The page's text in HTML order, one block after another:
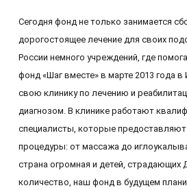
Сегодня фонд не только занимается
дорогостоящее лечение для своих
России немного учреждений, где
фонд «Шаг вместе» в марте 2013 года
свою клинику по лечению и
диагнозом. В клинике работают
специалисты, которые
процедуры: от массажа до
страна огромная и детей,
количество, наш фонд в будущем